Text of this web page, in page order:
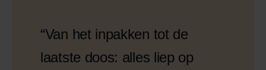
“Van het inpakken tot de
laatste doos: alles liep op